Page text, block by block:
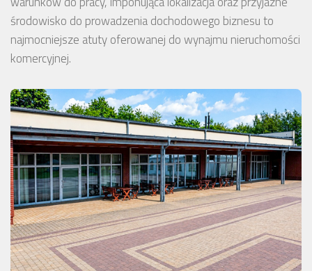
środowisko do prowadzenia dochodowego biznesu to
najmocniejsze atuty oferowanej do wynajmu nieruchomości
komercyjnej.